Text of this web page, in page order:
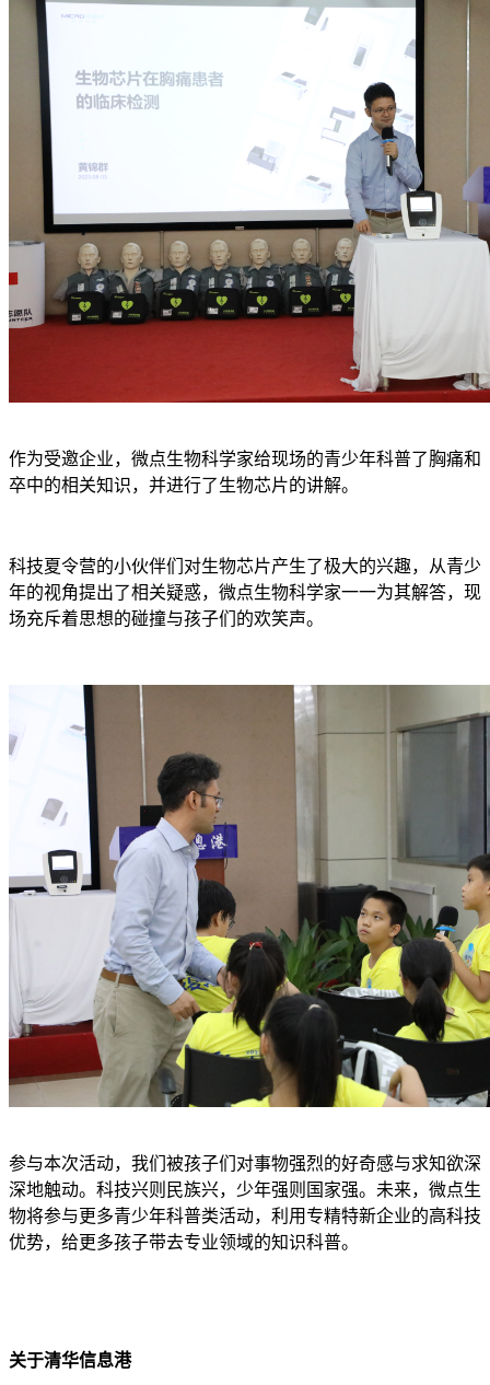
作为受邀企业，微点生物科学家给现场的青少年科普了胸痛和
卒中的相关知识，并进行了生物芯片的讲解。
科技夏令营的小伙伴们对生物芯片产生了极大的兴趣，从青少
年的视角提出了相关疑惑，微点生物科学家一一为其解答，现
场充斥着思想的碰撞与孩子们的欢笑声。
参与本次活动，我们被孩子们对事物强烈的好奇感与求知欲深
深地触动。科技兴则民族兴，少年强则国家强。未来，微点生
物将参与更多青少年科普类活动，利用专精特新企业的高科技
优势，给更多孩子带去专业领域的知识科普。
关于清华信息港